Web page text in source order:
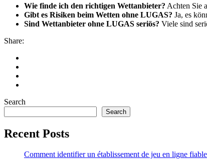
Wie finde ich den richtigen Wettanbieter? Achten Sie
Gibt es Risiken beim Wetten ohne LUGAS? Ja, es
Sind Wettanbieter ohne LUGAS seriös? Viele sind
Share:
Search
Search
Recent Posts
Comment identifier un établissement de jeu en ligne